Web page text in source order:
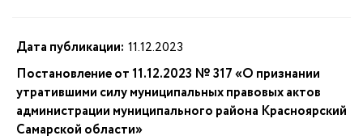
Дата публикации: 11.12.2023
Постановление от 11.12.2023 № 317 «О признании
утратившими силу муниципальных правовых актов
администрации муниципального района Красноярский
Самарской области»